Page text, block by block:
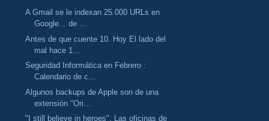
A Gmail se le indexan 25.000 URLs en
Google... de ...
Antes de que cuente 10. Hoy El lado del
mal hace 1...
Seguridad Informática en Febrero :
Calendario de c...
Algunos backups de Apple son de una
extensión "Ori...
"I still believe in heroes". Las oficinas de